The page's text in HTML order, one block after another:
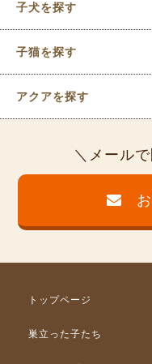
子犬を探す
子猫を探す
アクアを探す
メール
トップページ
巣立った子たち